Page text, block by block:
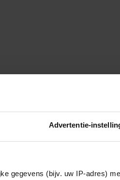
Advertentie-
gegevens (bijv. uw IP-adres)